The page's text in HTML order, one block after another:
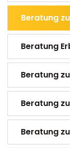
Beratung
Beratung
Beratung
Beratung
Beratung